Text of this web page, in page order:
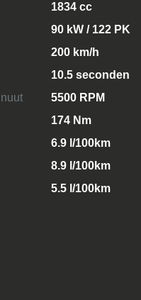
1834 cc
90 kW / 122 PK
200 km/h
10.5 seconden
5500 RPM
174 Nm
6.9 l/100km
8.9 l/100km
5.5 l/100km